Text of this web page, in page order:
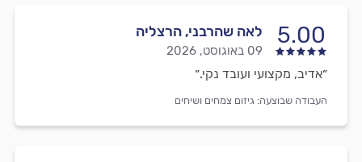
5.00 לאה שהרבני, הרצליה
09 באוגוסט, 2026
״אדיב, מקצועי ועובד נקי.״
העבודה שבוצעה: גיזום צמחים ושיחים